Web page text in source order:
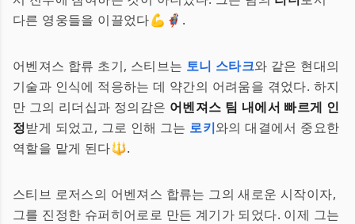
다른 영웅들을 이끌었다💪🦸‍♂️.
어벤져스 합류 초기, 스티브는 토니 스타크와 같은 현대의
기술과 인식에 적응하는 데 약간의 어려움을 겪었다. 하지
만 그의 리더십과 정의감은 어벤져스 팀 내에서 빠르게 인
정받게 되었고, 그로 인해 그는 로키와의 대결에서 중요한
역할을 맡게 된다🔱.
스티브 로저스의 어벤져스 합류는 그의 새로운 시작이자,
그를 진정한 슈퍼히어로로 만든 계기가 되었다. 이제 그는